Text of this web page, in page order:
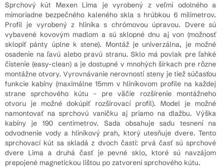
Sprchový kút Mexen Lima je vyrobený z veľmi odolného a
mimoriadne bezpečného kaleného skla s hrúbkou 6 milimetrov.
Profil je vyrobený z hliníka s chrómovou úpravou. Dvere sú
vybavené kovovým madlom a sú sklopné dnu aj von (možnosť
sklopiť pánty úplne k stene). Montáž je univerzálna, je možné
osadenie na ľavú alebo pravú stranu. Sklo má povlak pre ľahké
čistenie (easy-clean) a je dostupné v mnohých šírkach pre rôzne
montážne otvory. Vyrovnávanie nerovností steny je tiež súčasťou
funkcie kabíny (maximálne 15mm v hliníkovom profile na každej
strane sprchového kútu - pre väčie rozšírenie montážneho
otvoru je možné dokúpiť rozširovací profil). Model je možné
namontovať na sprchovú vaničku aj priamo na dlažbu. Výška
kabíny je 190 centimetrov. Sada obsahuje sadu tesnení na
odvodnenie vody a hliníkový prah, ktorý utesňuje dvere. Tento
sprchovací kút sa skladá z dvoch častí: prvá časť sú sprchové
dvere Lima a druhá časť je pevné sklo, ktoré sú navzájom
prepojené magnetickou lištou po zatvorení sprchového kútu.